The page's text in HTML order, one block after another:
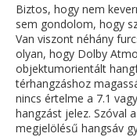
Biztos, hogy nem
sem gondolom, hogy
Van viszont néhány
olyan, hogy Dolby
objektumorientált
térhangzáshoz
nincs értelme a 7.1
hangzást jelez. Szóval
megjelölésű hangsáv